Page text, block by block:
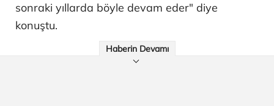
sonraki yıllarda böyle devam eder" diye
konuştu.
Haberin Devamı